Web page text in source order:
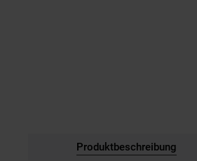
Produktbeschreibung